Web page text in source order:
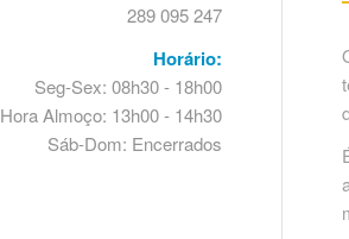
289 095 247
Horário:
Seg-Sex: 08h30 - 18h00
Hora Almoço: 13h00 - 14h30
Sáb-Dom: Encerrados